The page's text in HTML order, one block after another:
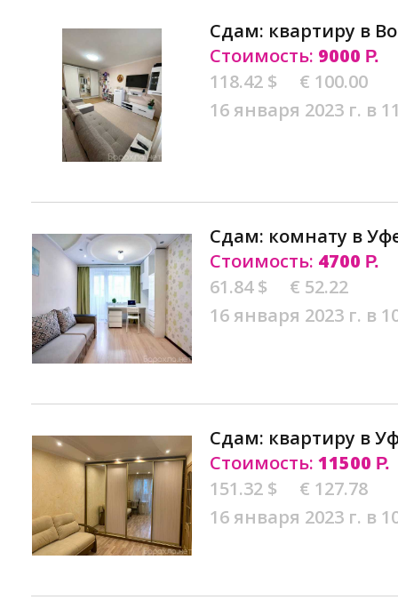
Сдам: квартиру в
Стоимость: 9000 Р.
118.42 $
€ 100.00
16 января 2023 г. в
Сдам: комнату в
Стоимость: 4700 Р.
61.84 $
€ 52.22
16 января 2023 г. в
Сдам: квартиру в
Стоимость: 11500 Р.
151.32 $
€ 127.78
16 января 2023 г. в